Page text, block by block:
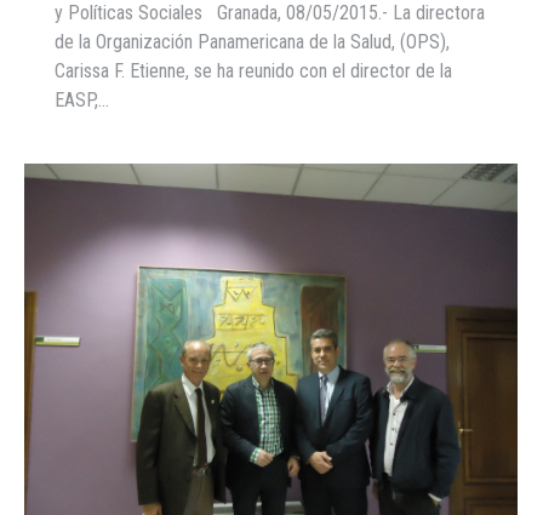
y Políticas Sociales Granada, 08/05/2015.- La directora
de la Organización Panamericana de la Salud, (OPS),
Carissa F. Etienne, se ha reunido con el director de la
EASP,…